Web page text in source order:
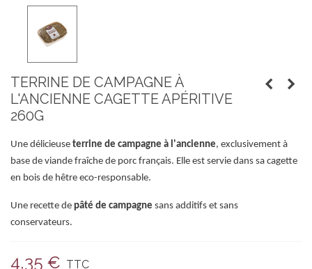
TERRINE DE CAMPAGNE À
L'ANCIENNE CAGETTE APÉRITIVE
260G
Une délicieuse terrine de campagne à l'ancienne, exclusivement à
base de viande fraîche de porc français. Elle est servie dans sa cagette
en bois de hêtre eco-responsable.
Une recette de pâté de campagne sans additifs et sans
conservateurs.
4,35 € TTC